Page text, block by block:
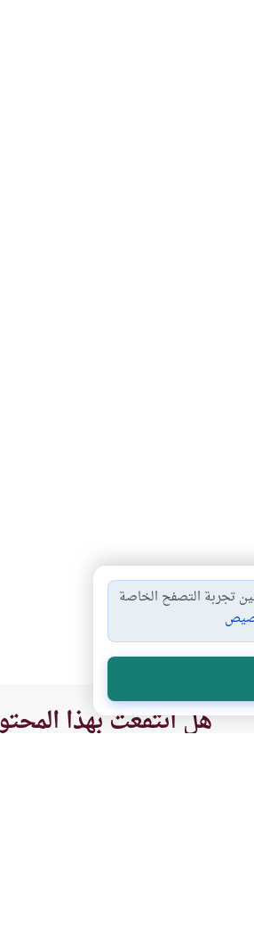
هل انتفعت بهذا
تجربة التصفح الخاصة